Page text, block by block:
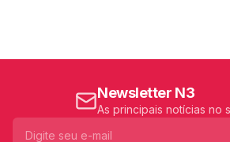
Newsletter N3
As principais notícias no